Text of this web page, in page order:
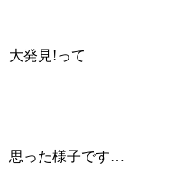
大発見!って
思った様子です…